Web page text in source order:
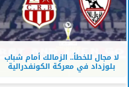
لا مجال للخطأ.. الزمالك أمام شباب
بلوزداد في معركة الكونفدرالية